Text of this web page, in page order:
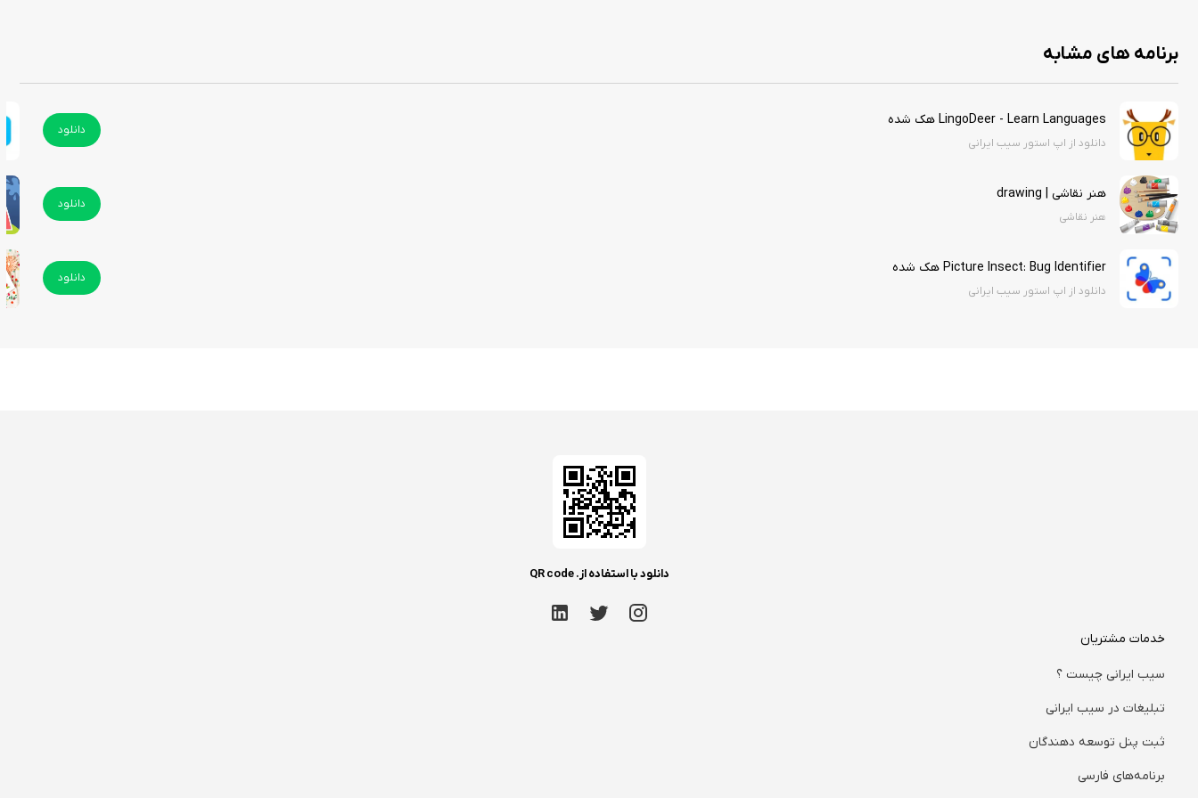
برنامه های مشابه
LingoDeer - Learn Languages هک شده
دانلود از اپ استور سیب ایرانی
دانلود
هنر نقاشی | drawing
هنر نقاشی
دانلود
Picture Insect: Bug Identifier هک شده
دانلود از اپ استور سیب ایرانی
دانلود
دانلود با استفاده از. QR code
خدمات مشتریان
سیب ایرانی چیست ؟
تبلیغات در سیب ایرانی
ثبت پنل توسعه دهندگان
برنامه‌های فارسی